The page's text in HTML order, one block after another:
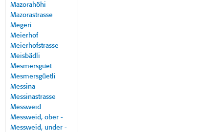
Mazorahöhi
Mazorastrasse
Megeri
Meierhof
Meierhofstrasse
Meisbädli
Mesmersguet
Mesmersgüetli
Messina
Messinastrasse
Messweid
Messweid, ober -
Messweid, under -